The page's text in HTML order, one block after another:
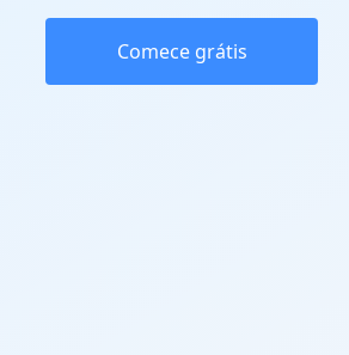
Comece grátis